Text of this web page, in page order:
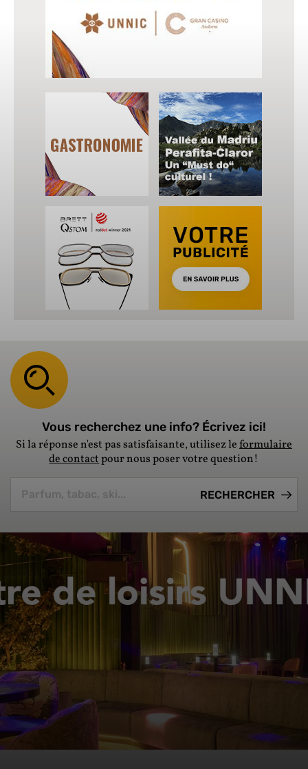
Vous recherchez une info? Écrivez ici!
Si la réponse n'est pas satisfaisante, utilisez leformulaire
de contactpour nous poser votre question!